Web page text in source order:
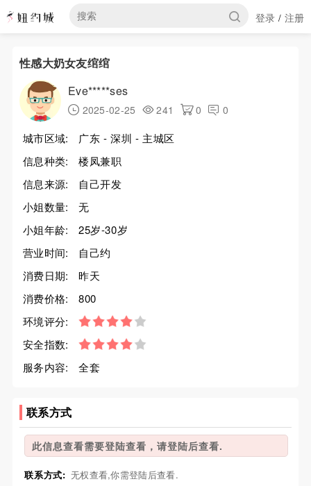
登录 / 注册
性感大奶女友绾绾
Eve*****ses
2025-02-25 241 0 0
城市区域:
广东 - 深圳 - 主城区
信息种类:
楼凤兼职
信息来源:
自己开发
小姐数量:
无
小姐年龄:
25岁-30岁
营业时间:
自己约
消费日期:
昨天
消费价格:
800
环境评分:
安全指数:
服务内容:
全套
联系方式
此信息查看需要登陆查看，请登陆后查看.
联系方式: 无权查看,你需登陆后查看.